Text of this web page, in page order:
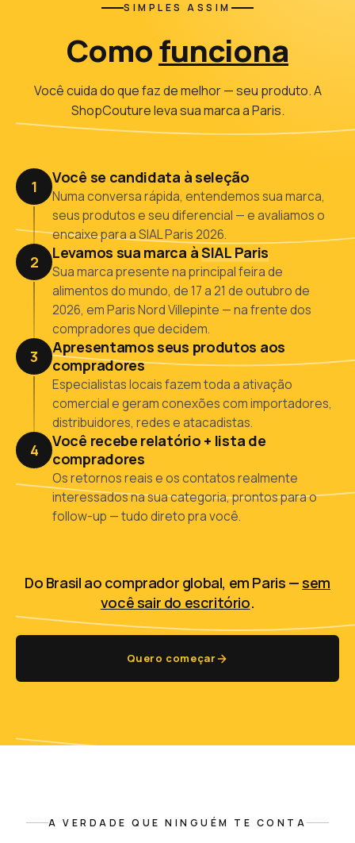
SIMPLES ASSIM
Comofunciona
Você cuida do que faz de melhor — seu produto. A
ShopCouture leva sua marca a Paris.
1 Você se candidata à seleção
Numa conversa rápida, entendemos sua marca,
seus produtos e seu diferencial — e avaliamos o
encaixe para a SIAL Paris 2026.
2 Levamos sua marca àSIAL Paris
Sua marca presente na principal feira de
alimentos do mundo, de 17 a 21 de outubro de
2026, em Paris Nord Villepinte — na frente dos
compradores que decidem.
3
Apresentamos seus produtos aos
compradores
Especialistas locais fazem toda a ativação
comercial e geram conexões com importadores,
distribuidores, redes e atacadistas.
4
Você recebe relatório + lista de
compradores
Os retornos reais e os contatos realmente
interessados na sua categoria, prontos para o
follow-up — tudo direto pra você.
Do Brasil ao comprador global, em Paris —sem
você sair do escritório.
Quero começar
A VERDADE QUE NINGUÉM TE CONTA